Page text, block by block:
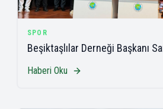
SPOR
Beşiktaşlılar Derneği Başkanı
Haberi Oku